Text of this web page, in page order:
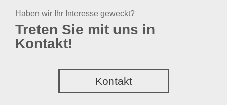
Haben wir Ihr Interesse geweckt?
Treten Sie mit uns in
Kontakt!
Kontakt